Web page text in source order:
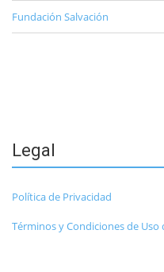
Fundación Salvación
Legal
Política de Privacidad
Términos y Condiciones de Uso